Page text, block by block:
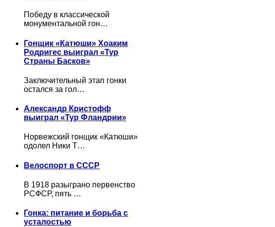
Победу в классической
монументальной гон…
Гонщик «Катюши» Хоаким
Родригес выиграл «Тур
Страны Басков»
Заключительный этап гонки
остался за гол…
Александр Кристофф
выиграл «Тур Фландрии»
Норвежский гонщик «Катюши»
одолел Ники Т…
Велоспорт в СССР
В 1918 разыграно первенство
РСФСР, пять …
Гонка: питание и борьба с
усталостью